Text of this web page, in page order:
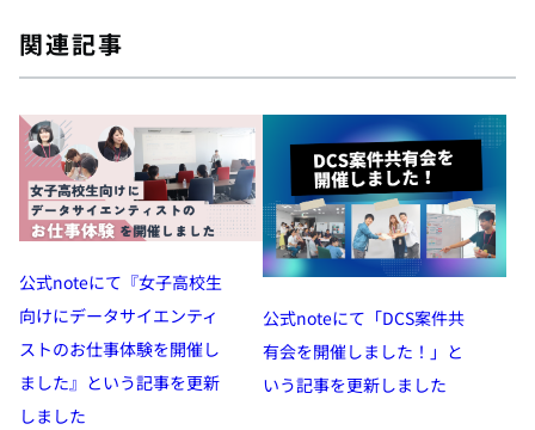
関連記事
公式noteにて『女子高校生
向けにデータサイエンティ
ストのお仕事体験を開催し
ました』という記事を更新
しました
公式noteにて「DCS案件共
有会を開催しました！」と
いう記事を更新しました